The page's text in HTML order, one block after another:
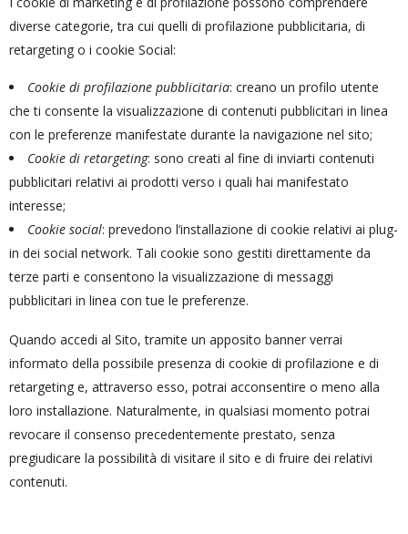
diverse categorie, tra cui quelli di profilazione pubblicitaria, di
retargeting o i cookie Social:
Cookie di profilazione pubblicitaria: creano un profilo utente
che ti consente la visualizzazione di contenuti pubblicitari in linea
con le preferenze manifestate durante la navigazione nel sito;
Cookie di retargeting: sono creati al fine di inviarti contenuti
pubblicitari relativi ai prodotti verso i quali hai manifestato
interesse;
Cookie social: prevedono l’installazione di cookie relativi ai plug-
in dei social network. Tali cookie sono gestiti direttamente da
terze parti e consentono la visualizzazione di messaggi
pubblicitari in linea con tue le preferenze.
Quando accedi al Sito, tramite un apposito banner verrai
informato della possibile presenza di cookie di profilazione e di
retargeting e, attraverso esso, potrai acconsentire o meno alla
loro installazione. Naturalmente, in qualsiasi momento potrai
revocare il consenso precedentemente prestato, senza
pregiudicare la possibilità di visitare il sito e di fruire dei relativi
contenuti.